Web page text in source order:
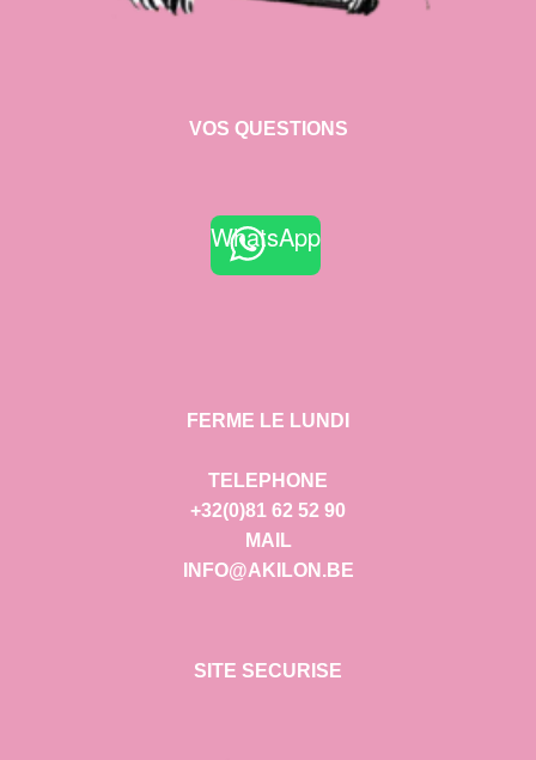
VOS QUESTIONS
WhatsApp
FERME LE LUNDI
TELEPHONE
+32(0)81 62 52 90
MAIL
INFO@AKILON.BE
SITE SECURISE